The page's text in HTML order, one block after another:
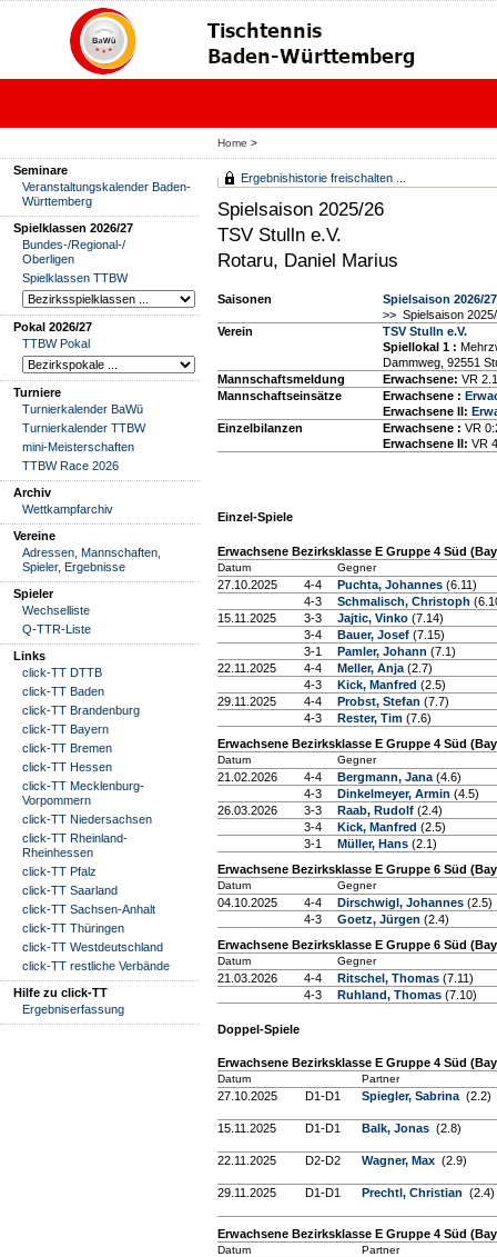
Home >
Seminare
Veranstaltungskalender Baden-
Württemberg
Spielklassen 2026/27
Bundes-/Regional-/
Oberligen
Spielklassen TTBW
Pokal 2026/27
TTBW Pokal
Turniere
Turnierkalender BaWü
Turnierkalender TTBW
mini-Meisterschaften
TTBW Race 2026
Archiv
Wettkampfarchiv
Vereine
Adressen, Mannschaften,
Spieler, Ergebnisse
Spieler
Wechselliste
Q-TTR-Liste
Links
click-TT DTTB
click-TT Baden
click-TT Brandenburg
click-TT Bayern
click-TT Bremen
click-TT Hessen
click-TT Mecklenburg-
Vorpommern
click-TT Niedersachsen
click-TT Rheinland-
Rheinhessen
click-TT Pfalz
click-TT Saarland
click-TT Sachsen-Anhalt
click-TT Thüringen
click-TT Westdeutschland
click-TT restliche Verbände
Hilfe zu click-TT
Ergebniserfassung
Ergebnishistorie freischalten ...
Spielsaison 2025/26
TSV Stulln e.V.
Rotaru, Daniel Marius
Saisonen
Spielsaison 2026/27
>> Spielsaison
Verein
TSV Stulln e.V.
Spiellokal 1 :
Dammweg, 92551
Mannschaftsmeldung
Erwachsene: VR
Mannschaftseinsätze
Erwachsene :
Erwachsene II:
Einzelbilanzen
Erwachsene : VR
Erwachsene II: VR
Einzel-Spiele
Erwachsene Bezirksklasse E Gruppe 4 Süd
Datum Gegner
27.10.2025 4-4 Puchta, Johannes (6.11)
4-3
Schmalisch, Christoph
15.11.2025
3-3 Jajtic, Vinko (7.14)
3-4
Bauer, Josef (7.15)
3-1
Pamler, Johann (7.1)
22.11.2025
4-4 Meller, Anja (2.7)
4-3
Kick, Manfred (2.5)
29.11.2025
4-4 Probst, Stefan (7.7)
4-3
Rester, Tim (7.6)
Erwachsene Bezirksklasse E Gruppe 4 Süd
Datum Gegner
21.02.2026 4-4 Bergmann, Jana (4.6)
4-3
Dinkelmeyer, Armin (4.5)
26.03.2026
3-3 Raab, Rudolf (2.4)
3-4
Kick, Manfred (2.5)
3-1
Müller, Hans (2.1)
Erwachsene Bezirksklasse E Gruppe 6 Süd
Datum Gegner
04.10.2025 4-4 Dirschwigl, Johannes (2.5)
4-3
Goetz, Jürgen (2.4)
Erwachsene Bezirksklasse E Gruppe 6 Süd
Datum Gegner
21.03.2026 4-4 Ritschel, Thomas (7.11)
4-3
Ruhland, Thomas (7.10)
Doppel-Spiele
Erwachsene Bezirksklasse E Gruppe 4 Süd
Datum Partner
27.10.2025 D1-D1 Spiegler, Sabrina (2.2)
15.11.2025 D1-D1 Balk, Jonas (2.8)
22.11.2025 D2-D2 Wagner, Max (2.9)
29.11.2025 D1-D1 Prechtl, Christian (2.4)
Erwachsene Bezirksklasse E Gruppe 4 Süd
Datum Partner